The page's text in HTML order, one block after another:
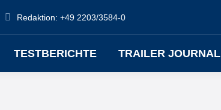
Redaktion: +49 2203/3584-0
TESTBERICHTE TRAILER JOURNAL